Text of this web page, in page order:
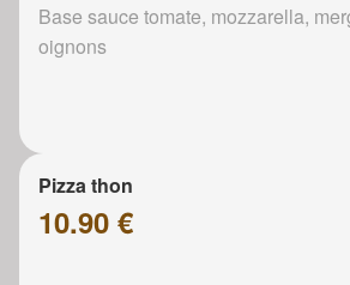
Base sauce tomate, mozzarella,
oignons
Pizza thon
10.90 €